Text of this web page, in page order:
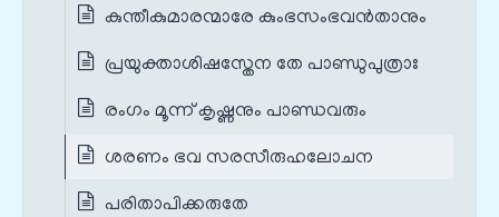
കുന്തീകുമാരന്മാരേ കുംഭസംഭവൻതാനും
പ്രയുക്താശിഷസ്തേന തേ പാണ്ഡുപുത്രാഃ
രംഗം മൂന്ന് കൃഷ്ണനും പാണ്ഡവരും
ശരണം ഭവ സരസീരുഹലോചന
പരിതാപിക്കരുതേ